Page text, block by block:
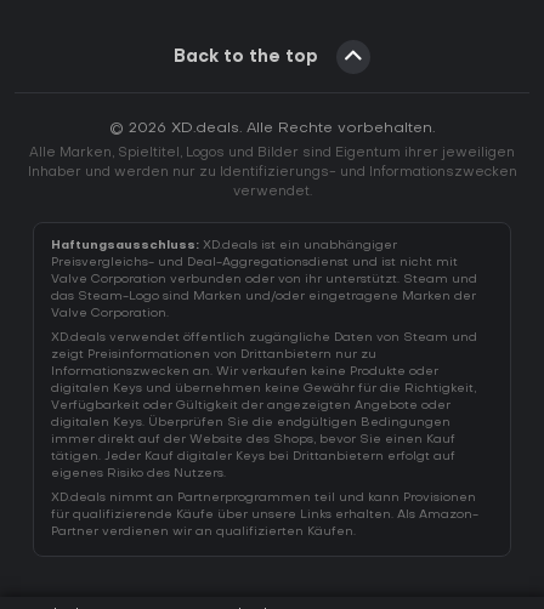
Back to the top
© 2026 XD.deals. Alle Rechte vorbehalten.
Alle Marken, Spieltitel, Logos und Bilder sind Eigentum ihrer jeweiligen
Inhaber und werden nur zu Identifizierungs- und Informationszwecken
verwendet.
Haftungsausschluss: XD.deals ist ein unabhängiger
Preisvergleichs- und Deal-Aggregationsdienst und ist nicht mit
Valve Corporation verbunden oder von ihr unterstützt. Steam und
das Steam-Logo sind Marken und/oder eingetragene Marken der
Valve Corporation.
XD.deals verwendet öffentlich zugängliche Daten von Steam und
zeigt Preisinformationen von Drittanbietern nur zu
Informationszwecken an. Wir verkaufen keine Produkte oder
digitalen Keys und übernehmen keine Gewähr für die Richtigkeit,
Verfügbarkeit oder Gültigkeit der angezeigten Angebote oder
digitalen Keys. Überprüfen Sie die endgültigen Bedingungen
immer direkt auf der Website des Shops, bevor Sie einen Kauf
tätigen. Jeder Kauf digitaler Keys bei Drittanbietern erfolgt auf
eigenes Risiko des Nutzers.
XD.deals nimmt an Partnerprogrammen teil und kann Provisionen
für qualifizierende Käufe über unsere Links erhalten. Als Amazon-
Partner verdienen wir an qualifizierten Käufen.